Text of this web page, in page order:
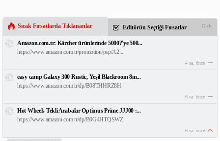
Sıcak Fırsatlarda Tıklananlar Editörün Seçtiği Fırsatlar Gizle
Amazon.com.tr: Kärcher ürünlerinde 5000?'ye 500...
https://www.amazon.com.tr/promotion/psp/A2...
4 sa. önce
easy camp Galaxy 300 Rustic, Yeşil Blackroom 8m...
https://www.amazon.com.tr/dp/B08THHRZ8H
6 sa. önce
Hot Wheels Tekli Arabalar Optimus Prime JJJ00 :...
https://www.amazon.com.tr/dp/B0G4HTQSWZ
6 sa. önce